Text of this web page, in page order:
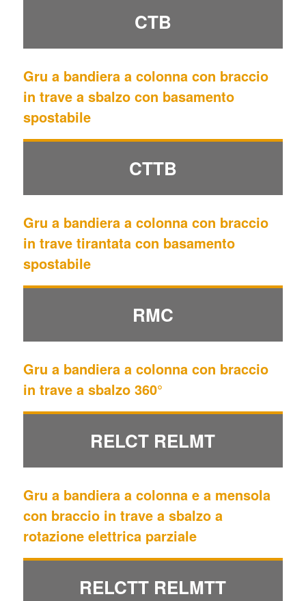
CTB
Gru a bandiera a colonna con braccio
in trave a sbalzo con basamento
spostabile
CTTB
Gru a bandiera a colonna con braccio
in trave tirantata con basamento
spostabile
RMC
Gru a bandiera a colonna con braccio
in trave a sbalzo 360°
RELCT RELMT
Gru a bandiera a colonna e a mensola
con braccio in trave a sbalzo a
rotazione elettrica parziale
RELCTT RELMTT